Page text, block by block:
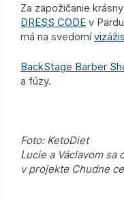
Za zapožičanie
DRESS CODE v
má na svedomí
BackStage Barber
a fúzy.
Foto: KetoDiet
Lucie a Václavom
v projekte Chudne